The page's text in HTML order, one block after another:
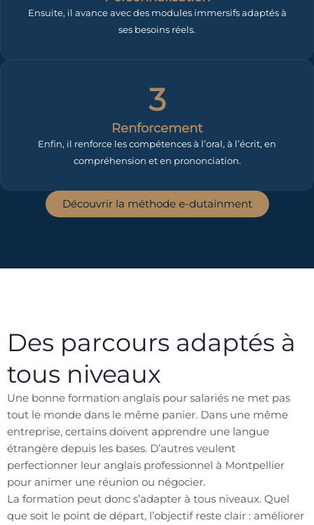
Ensuite, il avance avec des modules immersifs adaptés à
ses besoins réels.
3
Renforcement
Enfin, il renforce les compétences à l’oral, à l’écrit, en
compréhension et en prononciation.
Découvrir la méthode e-dutainment
Des parcours adaptés à
tous niveaux
Une bonne formation anglais pour salariés ne met pas
tout le monde dans le même panier. Dans une même
entreprise, certains doivent apprendre une langue
étrangère depuis les bases. D’autres veulent
perfectionner leur anglais professionnel à Montpellier
pour animer une réunion ou négocier.
La formation peut donc s’adapter à tous niveaux. Quel
que soit le point de départ, l’objectif reste clair : améliorer